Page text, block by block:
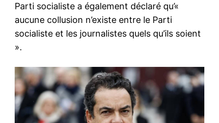
Parti socialiste a également déclaré qu’«
aucune collusion n’existe entre le Parti
socialiste et les journalistes quels qu’ils soient
».